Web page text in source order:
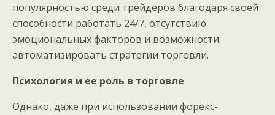
популярностью среди трейдеров благодаря своей
способности работать 24/7, отсутствию
эмоциональных факторов и возможности
автоматизировать стратегии торговли.
Психология и ее роль в торговле
Однако, даже при использовании форекс-